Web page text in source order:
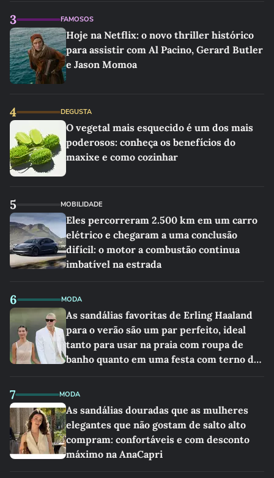
3 FAMOSOS
Hoje na Netflix: o novo thriller histórico
para assistir com Al Pacino, Gerard Butler
e Jason Momoa
4 DEGUSTA
O vegetal mais esquecido é um dos mais
poderosos: conheça os benefícios do
maxixe e como cozinhar
5 MOBILIDADE
Eles percorreram 2.500 km em um carro
elétrico e chegaram a uma conclusão
difícil: o motor a combustão continua
imbatível na estrada
6 MODA
As sandálias favoritas de Erling Haaland
para o verão são um par perfeito, ideal
tanto para usar na praia com roupa de
banho quanto em uma festa com terno de
7 MODA
As sandálias douradas que as mulheres
elegantes que não gostam de salto alto
compram: confortáveis e com desconto
máximo na AnaCapri